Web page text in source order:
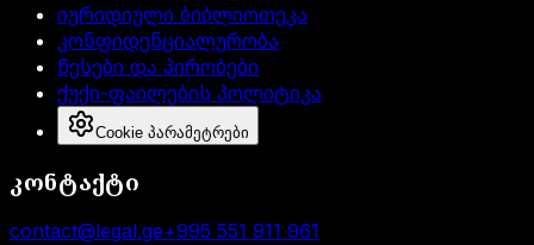
იურიდიული ბიბლიოთეკა
კონფიდენციალურობა
წესები და პირობები
ქუქი-ფაილების პოლიტიკა
Cookie პარამეტრები
კონტაქტი
contact@legal.ge+995 551 911 961